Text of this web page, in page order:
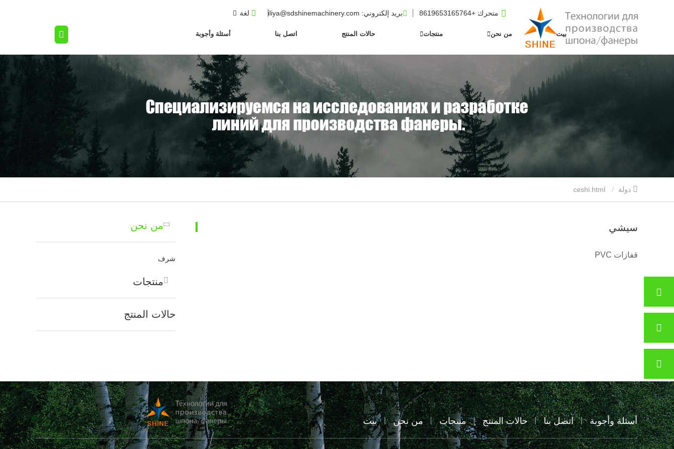
بيت من نحن منتجات حالات المنتج اتصل بنا أسئلة وأجوبة
متحرك: +8619653165764 بريد إلكتروني: iliya@sdshinemachinery.com لغة
من نحن
شرف
منتجات
حالات المنتج
سيشي
قفازات PVC
بيت من نحن منتجات حالات المنتج اتصل بنا أسئلة وأجوبة